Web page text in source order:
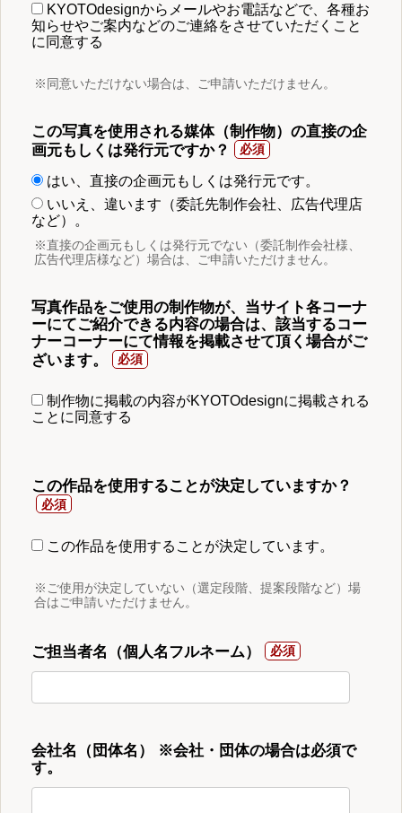
KYOTOdesignからメールやお電話などで、各種お
知らせやご案内などのご連絡をさせていただくこと
に同意する
※同意いただけない場合は、ご申請いただけません。
この写真を使用される媒体（制作物）の直接の企
画元もしくは発行元ですか？
はい、直接の企画元もしくは発行元です。
いいえ、違います（委託先制作会社、広告代理店
など）。
※直接の企画元もしくは発行元でない（委託制作会社様、
広告代理店様など）場合は、ご申請いただけません。
写真作品をご使用の制作物が、当サイト各コーナ
ーにてご紹介できる内容の場合は、該当するコー
ナーコーナーにて情報を掲載させて頂く場合がご
ざいます。
制作物に掲載の内容がKYOTOdesignに掲載される
ことに同意する
この作品を使用することが決定していますか？
この作品を使用することが決定しています。
※ご使用が決定していない（選定段階、提案段階など）場
合はご申請いただけません。
ご担当者名（個人名フルネーム）
会社名（団体名） ※会社・団体の場合は必須で
す。